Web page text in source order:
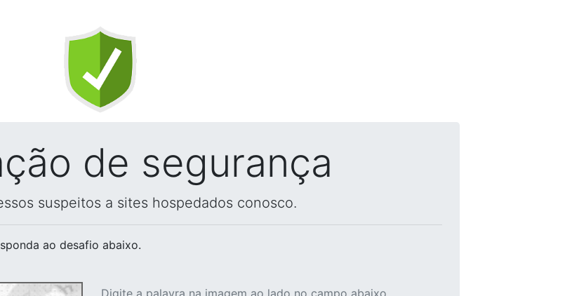
de segurança
suspeitos a sites hospedados conosco.
ao desafio abaixo.
Digite a palavra na imagem ao lado no campo abaixo